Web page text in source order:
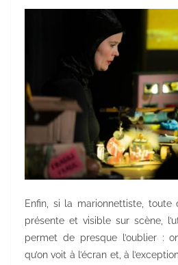
Enfin, si la marionnettiste,
présente et visible sur scène,
permet de presque l’oublier :
qu’on voit à l’écran et, à